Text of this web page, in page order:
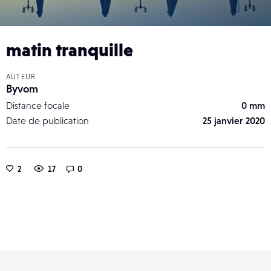
matin tranquille
AUTEUR
Byvom
Distance focale
0 mm
Date de publication
25 janvier 2020
2 17 0